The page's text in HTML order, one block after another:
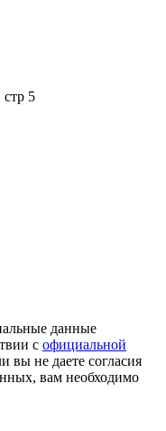
5
данные
с официальной
вы не даете согласия
вам необходимо